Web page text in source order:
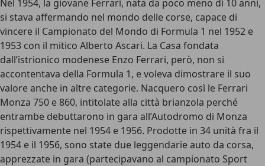
Nel 1954, la giovane Ferrari, nata da poco meno di 10 anni,
si stava affermando nel mondo delle corse, capace di
vincere il Campionato del Mondo di Formula 1 nel 1952 e
1953 con il mitico Alberto Ascari. La Casa fondata
dall’istrionico modenese Enzo Ferrari, però, non si
accontentava della Formula 1, e voleva dimostrare il suo
valore anche in altre categorie. Nacquero così le Ferrari
Monza 750 e 860, intitolate alla città brianzola perché
entrambe debuttarono in gara all’Autodromo di Monza
rispettivamente nel 1954 e 1956. Prodotte in 34 unità fra il
1954 e il 1956, sono state due leggendarie auto da corsa,
apprezzate in gara (partecipavano al campionato Sport